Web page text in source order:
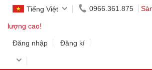
Tiếng Việt 0966.361.875
lượng cao!
Đăng nhập Đăng kí